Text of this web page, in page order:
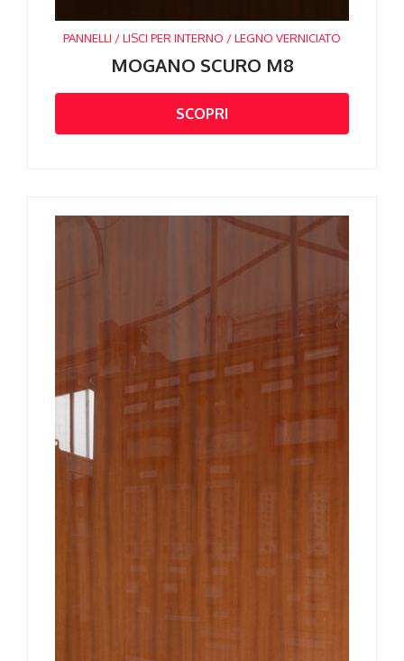
PANNELLI / LISCI PER INTERNO / LEGNO VERNICIATO
MOGANO SCURO M8
SCOPRI